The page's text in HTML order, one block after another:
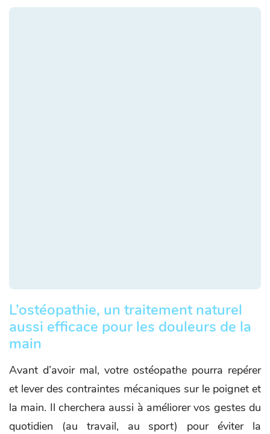
L’ostéopathie, un traitement naturel
aussi efficace pour les douleurs de la
main
Avant d’avoir mal, votre ostéopathe pourra repérer
et lever des contraintes mécaniques sur le poignet et
la main. Il cherchera aussi à améliorer vos gestes du
quotidien (au travail, au sport) pour éviter la